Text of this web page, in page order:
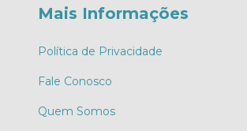
Mais Informações
Política de Privacidade
Fale Conosco
Quem Somos